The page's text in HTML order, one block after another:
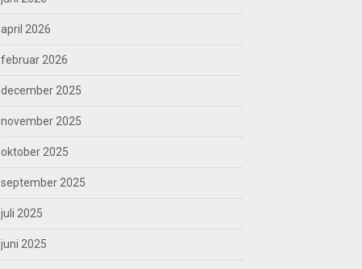
april 2026
februar 2026
december 2025
november 2025
oktober 2025
september 2025
juli 2025
juni 2025